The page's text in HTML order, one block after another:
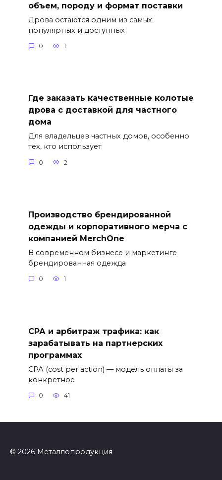
объем, породу и формат поставки
Дрова остаются одним из самых
популярных и доступных
0 1
Где заказать качественные колотые
дрова с доставкой для частного
дома
Для владельцев частных домов, особенно
тех, кто использует
0 2
Производство брендированной
одежды и корпоративного мерча с
компанией MerchOne
В современном бизнесе и маркетинге
брендированная одежда
0 1
СРА и арбитраж трафика: как
зарабатывать на партнерских
программах
СРА (cost per action) — модель оплаты за
конкретное
0 41
© 2026 Металлопродукция